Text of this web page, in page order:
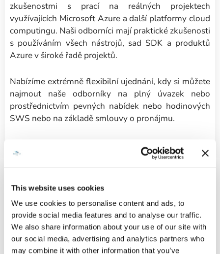
This website uses cookies
We use cookies to personalise content and ads, to
provide social media features and to analyse our traffic.
We also share information about your use of our site with
our social media, advertising and analytics partners who
may combine it with other information that you’ve
zkušenostmi s prací na reálných projektech
využívajících Microsoft Azure a další platformy cloud
computingu. Naši odborníci mají praktické zkušenosti
s používáním všech nástrojů, sad SDK a produktů
Azure v široké řadě projektů.
Nabízíme extrémně flexibilní ujednání, kdy si můžete
najmout naše odborníky na plný úvazek nebo
prostřednictvím pevných nabídek nebo hodinových
SWS nebo na základě smlouvy o pronájmu.